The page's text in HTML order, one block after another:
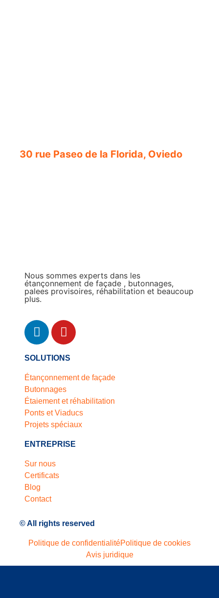
30 rue Paseo de la Florida, Oviedo
Nous sommes experts dans les
étançonnement de façade , butonnages,
palees provisoires, réhabilitation et beaucoup
plus.
SOLUTIONS
Étançonnement de façade
Butonnages
Étaiement et réhabilitation
Ponts et Viaducs
Projets spéciaux
ENTREPRISE
Sur nous
Certificats
Blog
Contact
© All rights reserved
Politique de confidentialitéPolitique de cookies
Avis juridique